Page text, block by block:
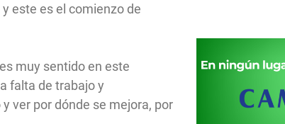
este es el comienzo de
muy sentido en este
falta de trabajo y
ver por dónde se mejora, por